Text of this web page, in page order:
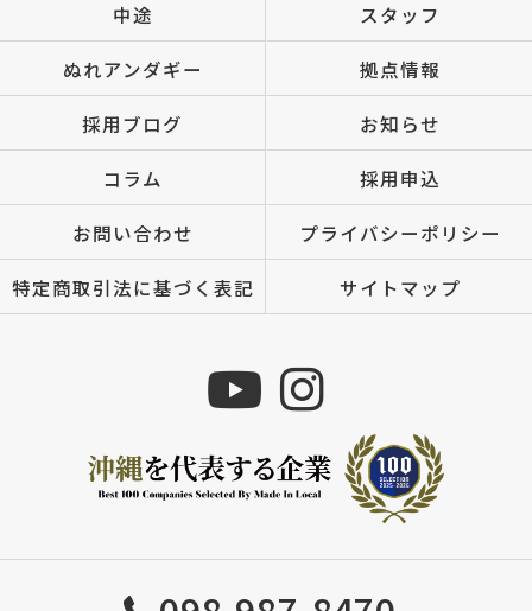
中途 スタッフ
ぬれアンダギー 拠点情報
採用ブログ お知らせ
コラム 採用申込
お問い合わせ プライバシーポリシー
特定商取引法に基づく表記 サイトマップ